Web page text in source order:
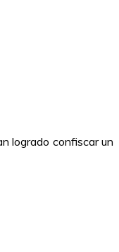
logrado confiscar un